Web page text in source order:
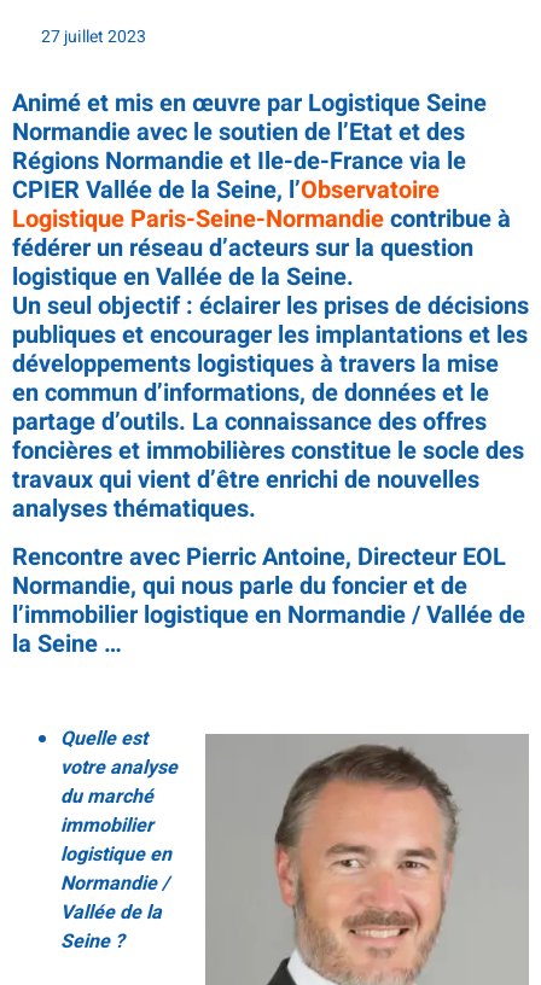
27 juillet 2023
Animé et mis en œuvre par Logistique Seine
Normandie avec le soutien de l’Etat et des
Régions Normandie et Ile-de-France via le
CPIER Vallée de la Seine, l’Observatoire
Logistique Paris-Seine-Normandiecontribue à
fédérer un réseau d’acteurs sur la question
logistique en Vallée de la Seine.
Un seul objectif : éclairer les prises de décisions
publiques et encourager les implantations et les
développements logistiques à travers la mise
en commun d’informations, de données et le
partage d’outils. La connaissance des offres
foncières et immobilières constitue le socle des
travaux qui vient d’être enrichi de nouvelles
analyses thématiques.
Rencontre avec Pierric Antoine, Directeur EOL
Normandie, qui nous parle du foncier et de
l’immobilier logistique en Normandie / Vallée de
la Seine …
Quelle est
votre analyse
du marché
immobilier
logistique en
Normandie /
Vallée de la
Seine ?